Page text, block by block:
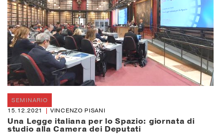
SEMINARIO
15.12.2021 VINCENZO PISANI
Una Legge italiana per lo Spazio: giornata di
studio alla Camera dei Deputati